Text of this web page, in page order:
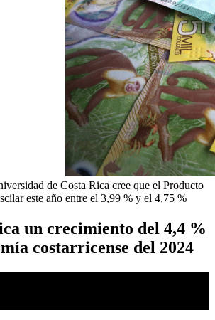
de Costa Rica cree que el Producto
este año entre el 3,99 % y el 4,75 %
un crecimiento del 4,4 %
costarricense del 2024